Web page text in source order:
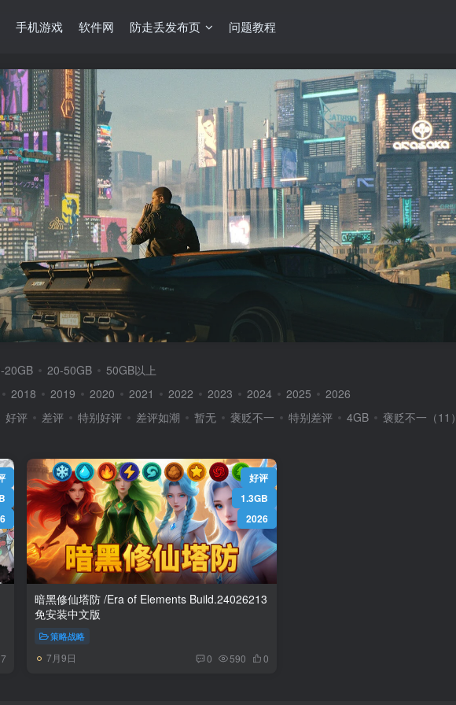
手机游戏 软件网 防走丢发布页 问题教程
20GB 20-50GB
50GB以上
2018 2019 2020 2021 2022 2023 2024 2025
2026
好评 差评 特别好评 差评如潮 暂无 褒贬不一 特别差评 4GB
褒贬不一（11
7
好评
1.3GB
2026
暗黑修仙塔防 /Era of Elements Build.24026213
免安装中文版
策略战略
7月9日 0 590 0